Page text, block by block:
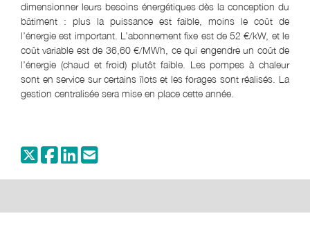
dimensionner leurs besoins énergétiques dès la conception du
bâtiment : plus la puissance est faible, moins le coût de
l’énergie est important. L’abonnement fixe est de 52 €/kW, et le
coût variable est de 36,60 €/MWh, ce qui engendre un coût de
l’énergie (chaud et froid) plutôt faible. Les pompes à chaleur
sont en service sur certains îlots et les forages sont réalisés. La
gestion centralisée sera mise en place cette année.